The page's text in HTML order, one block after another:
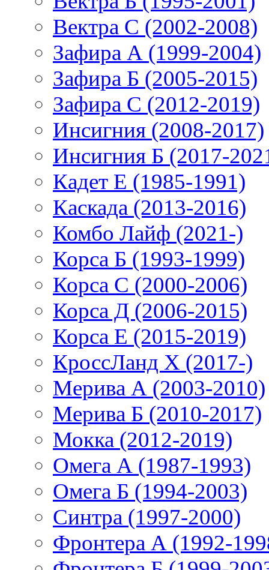
Вектра С (2002-2008)
Зафира А (1999-2004)
Зафира Б (2005-2015)
Зафира С (2012-2019)
Инсигния (2008-2017)
Инсигния Б (2017-
Кадет Е (1985-1991)
Каскада (2013-2016)
Комбо Лайф (2021-)
Корса Б (1993-1999)
Корса С (2000-2006)
Корса Д (2006-2015)
Корса E (2015-2019)
КроссЛанд X (2017-)
Мерива А (2003-2010)
Мерива Б (2010-2017)
Мокка (2012-2019)
Омега А (1987-1993)
Омега Б (1994-2003)
Синтра (1997-2000)
Фронтера А (1992-